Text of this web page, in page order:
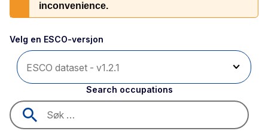
inconvenience.
Velg en ESCO-versjon
Search occupations